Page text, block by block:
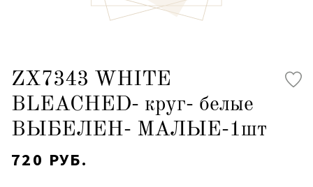
ZX7343 WHITE
BLEACHED- круг- белые
ВЫБЕЛЕН- МАЛЫЕ-1шт
720 РУБ.